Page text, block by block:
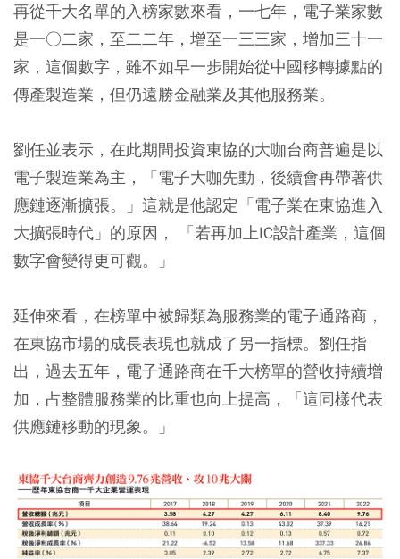
再從千大名單的入榜家數來看，一七年，電子業家數
是一○二家，至二二年，增至一三三家，增加三十一
家，這個數字，雖不如早一步開始從中國移轉據點的
傳產製造業，但仍遠勝金融業及其他服務業。
劉任並表示，在此期間投資東協的大咖台商普遍是以
電子製造業為主，「電子大咖先動，後續會再帶著供
應鏈逐漸擴張。」這就是他認定「電子業在東協進入
大擴張時代」的原因， 「若再加上IC設計產業，這個
數字會變得更可觀。」
延伸來看，在榜單中被歸類為服務業的電子通路商，
在東協市場的成長表現也就成了另一指標。劉任指
出，過去五年，電子通路商在千大榜單的營收持續增
加，占整體服務業的比重也向上提高，「這同樣代表
供應鏈移動的現象。」